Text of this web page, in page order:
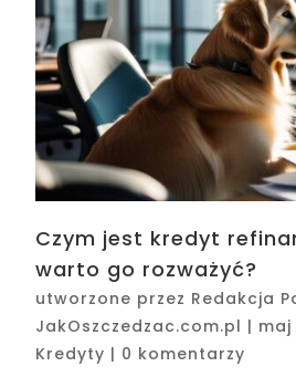
Czym jest kredyt
warto go rozważyć?
utworzone przez Redakcja
JakOszczedzac.com.pl | maj
Kredyty | 0 komentarzy